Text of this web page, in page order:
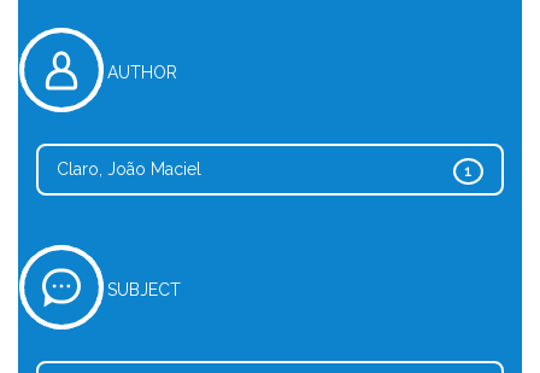
AUTHOR
1
Claro, João Maciel
SUBJECT